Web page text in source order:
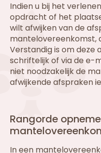
Indien u bij het
opdracht of het
wilt afwijken van de
mantelovereenkomst,
Verstandig is om deze
schriftelijk of via de e-
niet noodzakelijk de
afwijkende afspraken
Rangorde
In een